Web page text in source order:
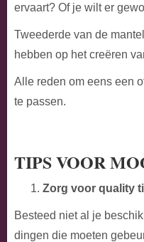
ervaart? Of je wilt er
Tweederde van de
hebben op het creëren
Alle reden om eens een
te passen.
TIPS VOOR
Zorg voor quality
Besteed niet al je
dingen die moeten